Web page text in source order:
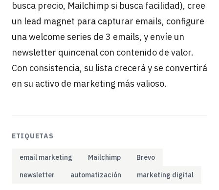
busca precio, Mailchimp si busca facilidad), cree
un lead magnet para capturar emails, configure
una welcome series de 3 emails, y envíe un
newsletter quincenal con contenido de valor.
Con consistencia, su lista crecerá y se convertirá
en su activo de marketing más valioso.
ETIQUETAS
email marketing Mailchimp
Brevo
newsletter
automatización marketing digital